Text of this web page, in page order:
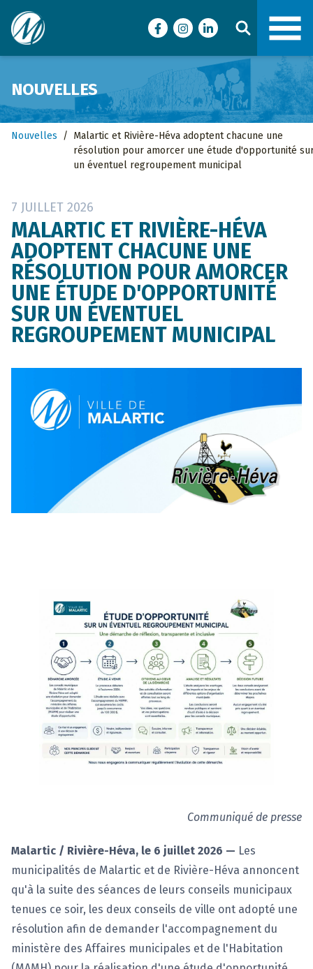
Ville de Malartic
FacebookInstagramLinkedIn
NOUVELLES
Nouvelles / Malartic et Rivière-Héva adoptent chacune une
résolution pour amorcer une étude d'opportunité
un éventuel regroupement municipal
7 JUILLET 2026
MALARTIC ET RIVIÈRE-HÉVA
ADOPTENT CHACUNE UNE
RÉSOLUTION POUR AMORCER
UNE ÉTUDE D'OPPORTUNITÉ
SUR UN ÉVENTUEL
REGROUPEMENT MUNICIPAL
Communiqué de presse
Malartic / Rivière-Héva, le 6 juillet 2026 — Les
municipalités de Malartic et de Rivière-Héva annoncent
qu'à la suite des séances de leurs conseils municipaux
tenues ce soir, les deux conseils de ville ont adopté une
résolution afin de demander l'accompagnement du
ministère des Affaires municipales et de l'Habitation